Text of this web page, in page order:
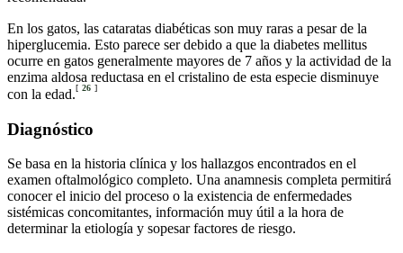
En los gatos, las cataratas diabéticas son muy raras a pesar de la
hiperglucemia. Esto parece ser debido a que la diabetes mellitus
ocurre en gatos generalmente mayores de 7 años y la actividad de la
enzima aldosa reductasa en el cristalino de esta especie disminuye
con la edad.[ 26 ]
Diagnóstico
Se basa en la historia clínica y los hallazgos encontrados en el
examen oftalmológico completo. Una anamnesis completa permitirá
conocer el inicio del proceso o la existencia de enfermedades
sistémicas concomitantes, información muy útil a la hora de
determinar la etiología y sopesar factores de riesgo.